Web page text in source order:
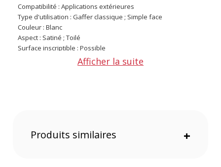
Compatibilité : Applications extérieures
Type d'utilisation : Gaffer classique ; Simple face
Couleur : Blanc
Aspect : Satiné ; Toilé
Surface inscriptible : Possible
Nature de la masse adhésive : Résine de caoutchouc sans
solvant
Afficher la suite
Produits similaires +